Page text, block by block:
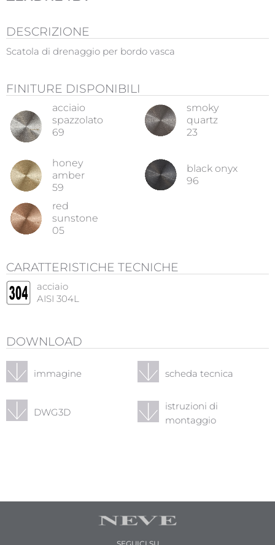
DESCRIZIONE
Scatola di drenaggio per bordo vasca
FINITURE DISPONIBILI
acciaio
spazzolato
69
smoky
quartz
23
honey
amber
59
black onyx
96
red
sunstone
05
CARATTERISTICHE TECNICHE
acciaio
AISI 304L
DOWNLOAD
immagine scheda tecnica
DWG3D
istruzioni di
montaggio